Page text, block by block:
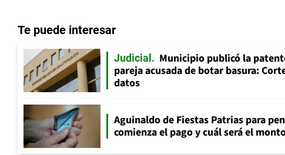
Te puede interesar
Judicial
Municipio publicó la
pareja acusada de botar basura:
datos
Aguinaldo de Fiestas Patrias para
comienza el pago y cuál será el